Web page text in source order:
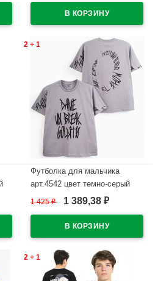
2 + 1
Футболка для мальчика
арт.4542 цвет темно-серый
В наличии
1 425₽ 1 389,38 ₽
2 + 1